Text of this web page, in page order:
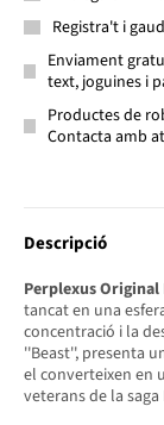
Registra't i
Enviament
text, joguines i
Productes de
Contacta amb
Descripció
Perplexus Original
tancat en una
concentració i la
''Beast'', presenta
el converteixen en
veterans de la